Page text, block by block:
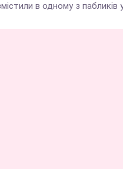
в одному з пабликів